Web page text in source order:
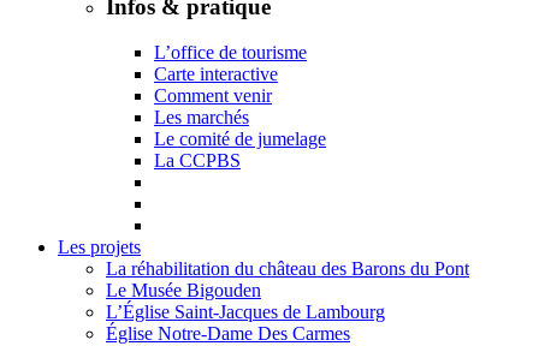
Infos & pratique
L’office de tourisme
Carte interactive
Comment venir
Les marchés
Le comité de jumelage
La CCPBS
Les projets
La réhabilitation du château des Barons du Pont
Le Musée Bigouden
L’Église Saint-Jacques de Lambourg
Église Notre-Dame Des Carmes